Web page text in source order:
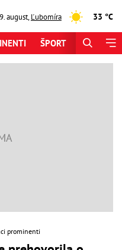
9. august,Ľubomíra 33 °C
ŠPORT
prominenti